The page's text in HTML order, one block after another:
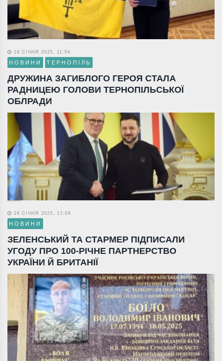
18 СІЧНЯ 2025, 11:54
НОВИНИ ТЕРНОПІЛЬ
ДРУЖИНА ЗАГИБЛОГО ГЕРОЯ СТАЛА
РАДНИЦЕЮ ГОЛОВИ ТЕРНОПІЛЬСЬКОЇ
ОБЛРАДИ
16 СІЧНЯ 2025, 17:04
НОВИНИ
ЗЕЛЕНСЬКИЙ ТА СТАРМЕР ПІДПИСАЛИ
УГОДУ ПРО 100-РІЧНЕ ПАРТНЕРСТВО
УКРАЇНИ Й БРИТАНІЇ